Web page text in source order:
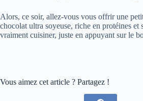
Alors, ce soir, allez-vous vous offrir une
chocolat ultra soyeuse, riche en protéines et
vraiment cuisiner, juste en appuyant sur le
Vous aimez cet article ? Partagez !